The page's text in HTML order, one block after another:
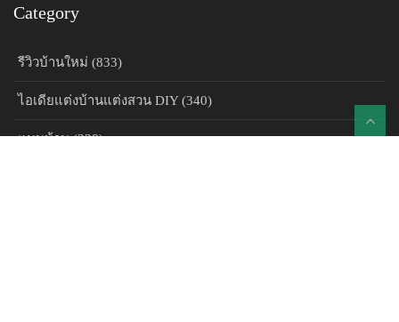
Category
รีวิวบ้านใหม่ (833)
ไอเดียแต่งบ้านแต่งสวน DIY (340)
แบบบ้าน (228)